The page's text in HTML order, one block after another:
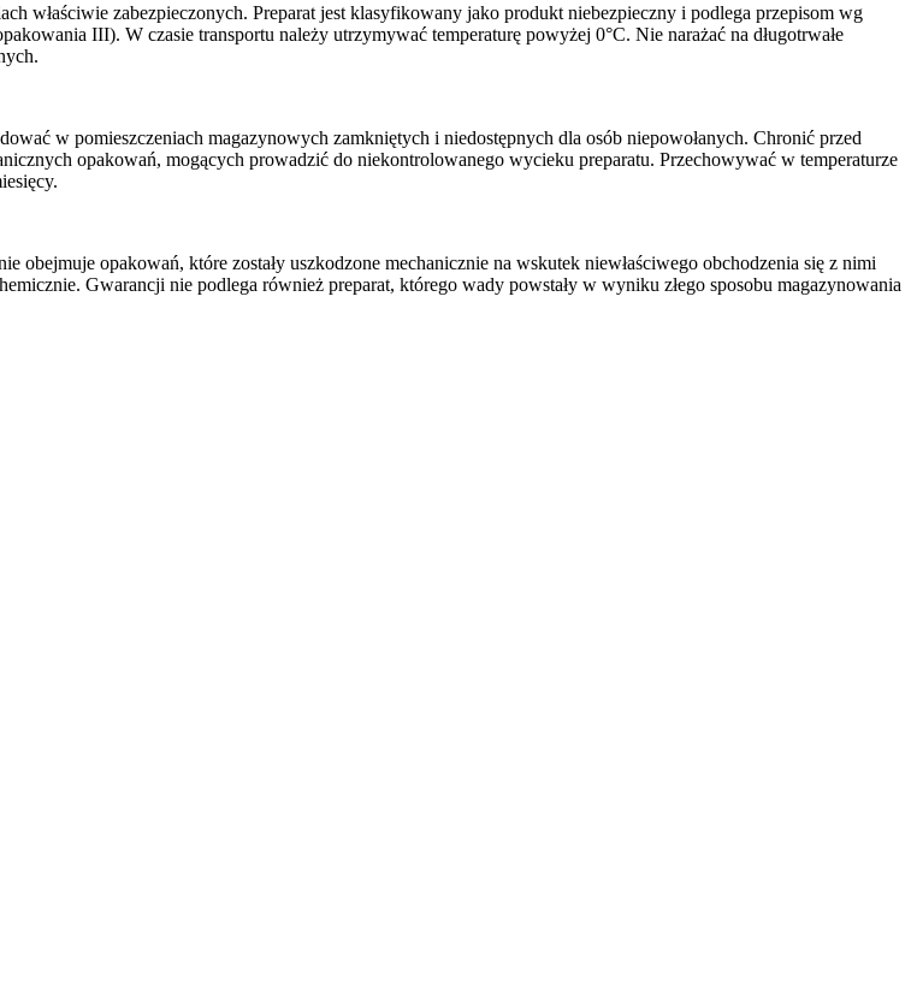
zabezpieczonych. Preparat jest klasyfikowany jako produkt niebezpieczny i podlega przepisom wg
III). W czasie transportu należy utrzymywać temperaturę powyżej 0°C. Nie narażać na długotrwałe
w pomieszczeniach magazynowych zamkniętych i niedostępnych dla osób niepowołanych. Chronić przed
opakowań, mogących prowadzić do niekontrolowanego wycieku preparatu. Przechowywać w temperaturze
opakowań, które zostały uszkodzone mechanicznie na wskutek niewłaściwego obchodzenia się z nimi
Gwarancji nie podlega również preparat, którego wady powstały w wyniku złego sposobu magazynowania